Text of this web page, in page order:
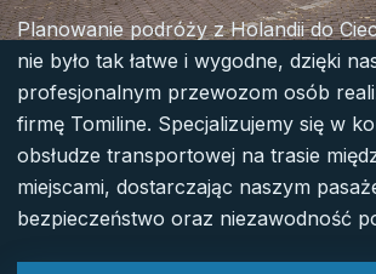
Planowanie podróży z Holandii do
nie było tak łatwe i wygodne, dzięki
profesjonalnym przewozom osób
firmę Tomiline. Specjalizujemy się w
obsłudze transportowej na trasie
miejscami, dostarczając naszym
bezpieczeństwo oraz niezawodność